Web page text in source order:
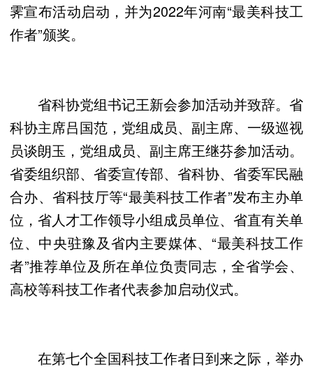
霁宣布活动启动，并为2022年河南“最美科技工
作者”颁奖。
省科协党组书记王新会参加活动并致辞。省
科协主席吕国范，党组成员、副主席、一级巡视
员谈朗玉，党组成员、副主席王继芬参加活动。
省委组织部、省委宣传部、省科协、省委军民融
合办、省科技厅等“最美科技工作者”发布主办单
位，省人才工作领导小组成员单位、省直有关单
位、中央驻豫及省内主要媒体、“最美科技工作
者”推荐单位及所在单位负责同志，全省学会、
高校等科技工作者代表参加启动仪式。
在第七个全国科技工作者日到来之际，举办